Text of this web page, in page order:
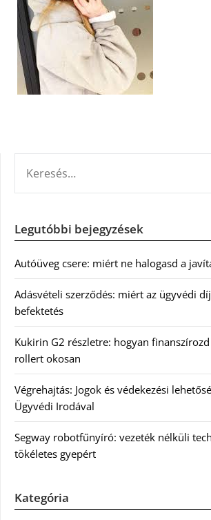
Legutóbbi bejegyzések
Autóüveg csere: miért ne halogasd a
Adásvételi szerződés: miért az ügyvédi
befektetés
Kukirin G2 részletre: hogyan
rollert okosan
Végrehajtás: Jogok és védekezési
Ügyvédi Irodával
Segway robotfűnyíró: vezeték nélküli
tökéletes gyepért
Kategória